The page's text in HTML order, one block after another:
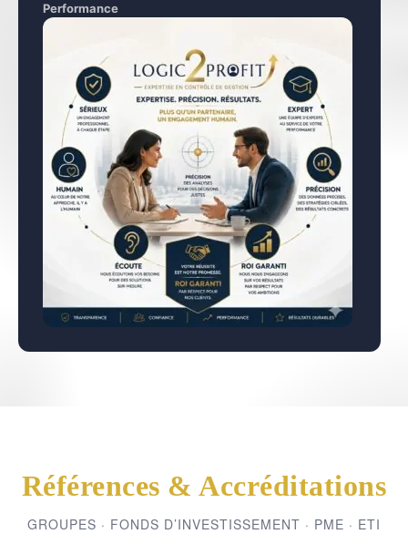
Performance
Références & Accréditations
GROUPES · FONDS D’INVESTISSEMENT · PME · ETI